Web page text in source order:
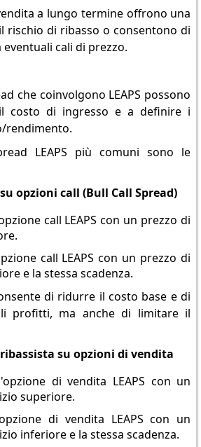
a lungo termine offrono una
rischio di ribasso o consentono di
cali di prezzo.
che coinvolgono LEAPS possono
costo di ingresso e a definire i
rendimento.
LEAPS più comuni sono le
opzioni call (Bull Call Spread)
call LEAPS con un prezzo di
call LEAPS con un prezzo di
e la stessa scadenza.
di ridurre il costo base e di
profitti, ma anche di limitare il
su opzioni di vendita
di vendita LEAPS con un
superiore.
di vendita LEAPS con un
inferiore e la stessa scadenza.